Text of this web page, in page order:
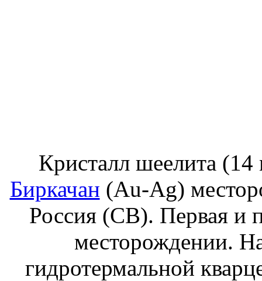
Кристалл шеелита
Биркачан (Au-Ag)
Россия (СВ). Первая и
месторождении.
гидротермальной